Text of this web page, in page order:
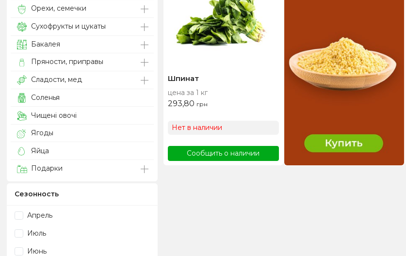
Орехи, семечки
Сухофрукты и цукаты
Бакалея
Пряности, приправы
Сладости, мед
Соленья
Чищені овочі
Ягоды
Яйца
Подарки
Сезонность
Апрель
Июль
Июнь
Шпинат
цена за 1 кг
293,80 грн
Нет в наличии
Сообщить о наличии